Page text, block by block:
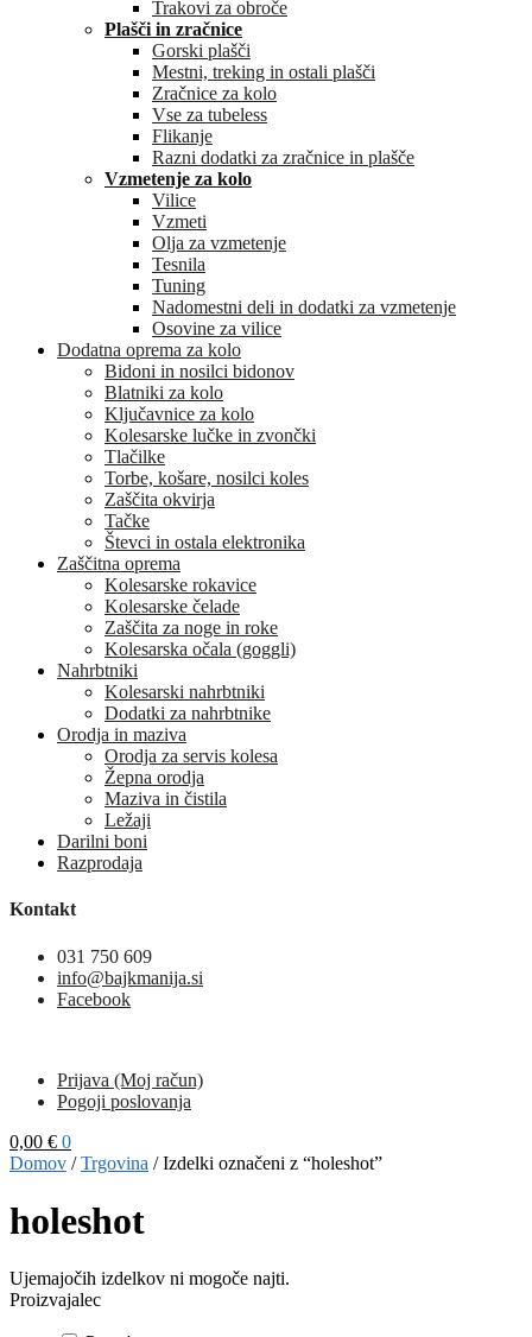
Trakovi za obroče
Plašči in zračnice
Gorski plašči
Mestni, treking in ostali plašči
Zračnice za kolo
Vse za tubeless
Flikanje
Razni dodatki za zračnice in plašče
Vzmetenje za kolo
Vilice
Vzmeti
Olja za vzmetenje
Tesnila
Tuning
Nadomestni deli in dodatki za vzmetenje
Osovine za vilice
Dodatna oprema za kolo
Bidoni in nosilci bidonov
Blatniki za kolo
Ključavnice za kolo
Kolesarske lučke in zvončki
Tlačilke
Torbe, košare, nosilci koles
Zaščita okvirja
Tačke
Števci in ostala elektronika
Zaščitna oprema
Kolesarske rokavice
Kolesarske čelade
Zaščita za noge in roke
Kolesarska očala (goggli)
Nahrbtniki
Kolesarski nahrbtniki
Dodatki za nahrbtnike
Orodja in maziva
Orodja za servis kolesa
Žepna orodja
Maziva in čistila
Ležaji
Darilni boni
Razprodaja
Kontakt
031 750 609
info@bajkmanija.si
Facebook
Prijava (Moj račun)
Pogoji poslovanja
0,00 € 0
Domov /Trgovina /Izdelki označeni z “holeshot”
holeshot
Ujemajočih izdelkov ni mogoče najti.
Proizvajalec